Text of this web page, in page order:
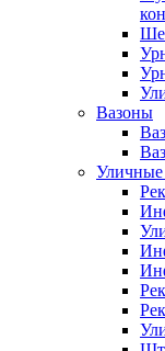
Вазоны
Уличные